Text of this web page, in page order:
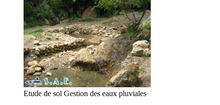
Etude de sol Gestion des eaux pluviales